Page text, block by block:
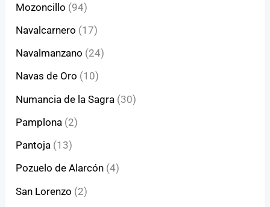
Mozoncillo (94)
Navalcarnero (17)
Navalmanzano (24)
Navas de Oro (10)
Numancia de la Sagra (30)
Pamplona (2)
Pantoja (13)
Pozuelo de Alarcón (4)
San Lorenzo (2)